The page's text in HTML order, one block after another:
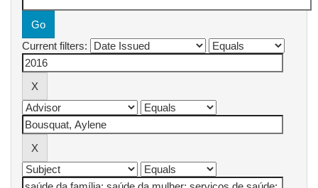
Current filters: